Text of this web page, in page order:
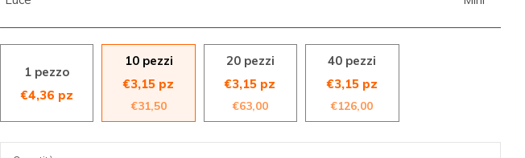
1 pezzo
€4,36 pz
10 pezzi
€3,15 pz
€31,50
20 pezzi
€3,15 pz
€63,00
40 pezzi
€3,15 pz
€126,00